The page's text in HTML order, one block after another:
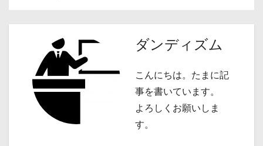
ー
ダンディズム
こんにちは。たまに記
事を書いています。
よろしくお願いしま
す。